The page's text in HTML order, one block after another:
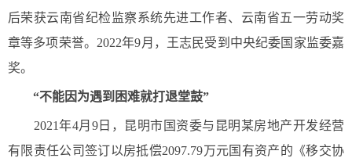
后荣获云南省纪检监察系统先进工作者、云南省五一劳动奖
章等多项荣誉。2022年9月，王志民受到中央纪委国家监委嘉
奖。
“不能因为遇到困难就打退堂鼓”
2021年4月9日，昆明市国资委与昆明某房地产开发经营
有限责任公司签订以房抵偿2097.79万元国有资产的《移交协